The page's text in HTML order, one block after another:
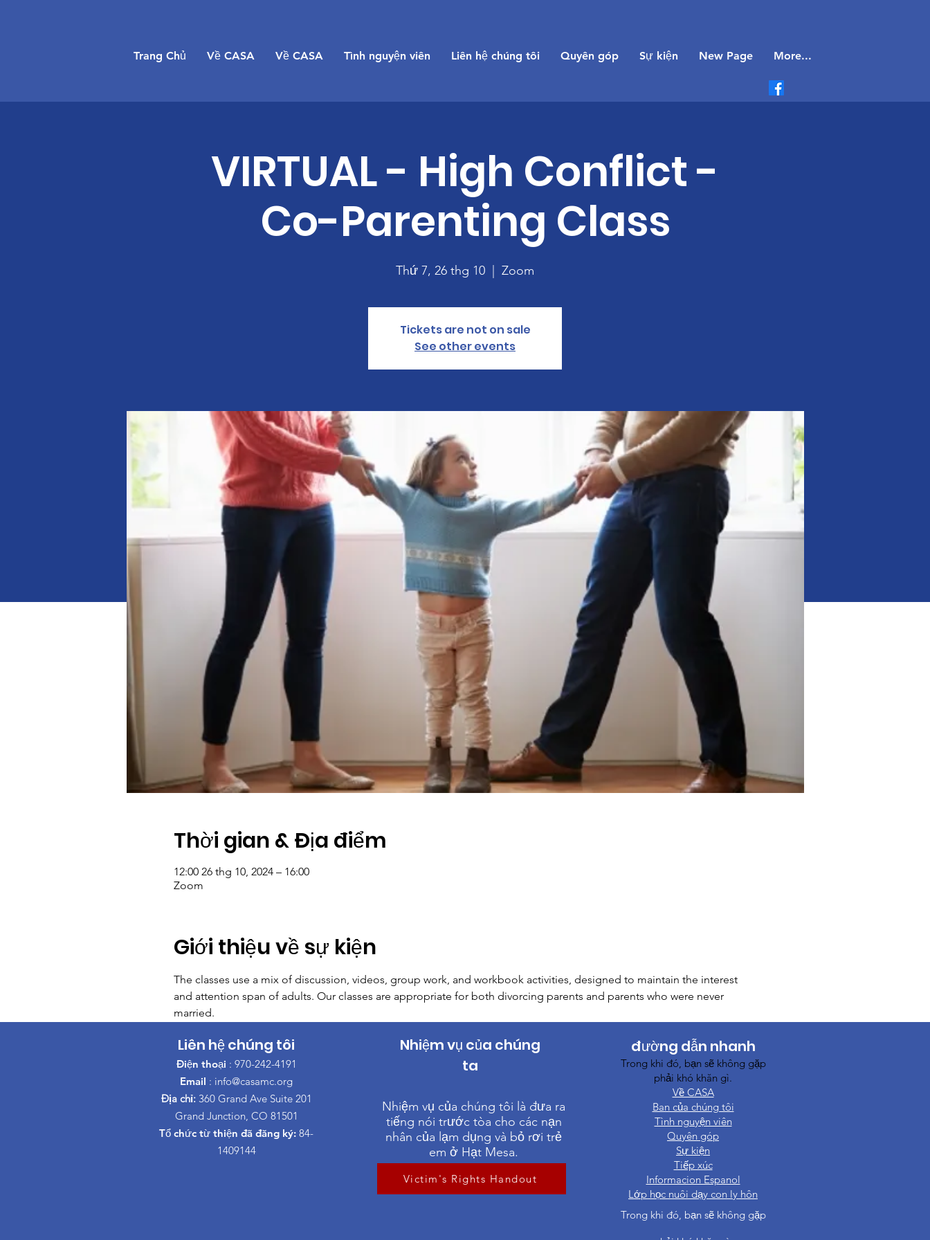
Trang Chủ Về CASA Về CASA Tình nguyện viên Liên hệ chúng tôi Quyên góp Sự kiện New Page More...
VIRTUAL - High Conflict -
Co-Parenting Class
Thứ 7, 26 thg 10 Zoom
Tickets are not on sale
See other events
Thời gian & Địa điểm
12:00 26 thg 10, 2024 – 16:00
Zoom
Giới thiệu về sự kiện
The classes use a mix of discussion, videos, group work, and workbook activities, designed to maintain the interest
and attention span of adults. Our classes are appropriate for both divorcing parents and parents who were never
married.
Liên hệ chúng tôi
Điện thoại : 970-242-4191
Email : info@casamc.org
Địa chỉ:360 Grand Ave Suite 201
Grand Junction, CO 81501
Tổ chức từ thiện đã đăng ký: 84-
1409144
Nhiệm vụ của chúng
ta
Nhiệm vụ của chúng tôi là đưa ra
tiếng nói trước tòa cho các nạn
nhân của lạm dụng và bỏ rơi trẻ
em ở Hạt Mesa.
Victim's Rights Handout
đường dẫn nhanh
Trong khi đó, bạn sẽ không gặp
phải khó khăn gì.
Về CASA
Ban của chúng tôi
Tình nguyện viên
Quyên góp
Sự kiện
Tiếp xúc
Informacion Espanol
Lớp học nuôi dạy con ly hôn
Trong khi đó, bạn sẽ không gặp